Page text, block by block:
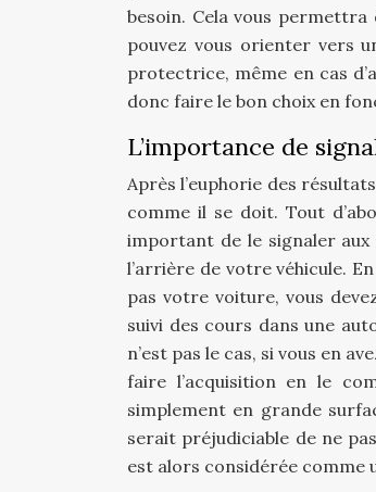
besoin. Cela vous permettra
pouvez vous orienter vers
protectrice, même en cas
donc faire le bon choix en
L’importance de
Après l’euphorie des
comme il se doit. Tout
important de le signaler aux
l’arrière de votre véhicule.
pas votre voiture, vous
suivi des cours dans une
n’est pas le cas, si vous en
faire l’acquisition en le
simplement en grande
serait préjudiciable de ne
est alors considérée comme